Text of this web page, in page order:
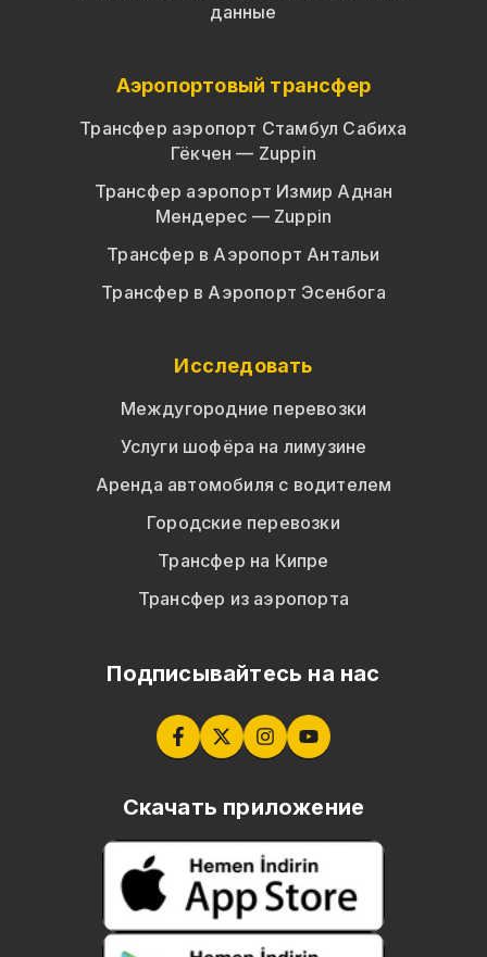
данные
Аэропортовый трансфер
Трансфер аэропорт Стамбул Сабиха
Гёкчен — Zuppin
Трансфер аэропорт Измир Аднан
Мендерес — Zuppin
Трансфер в Аэропорт Антальи
Трансфер в Аэропорт Эсенбога
Исследовать
Междугородние перевозки
Услуги шофёра на лимузине
Аренда автомобиля с водителем
Городские перевозки
Трансфер на Кипре
Трансфер из аэропорта
Подписывайтесь на нас
Скачать приложение